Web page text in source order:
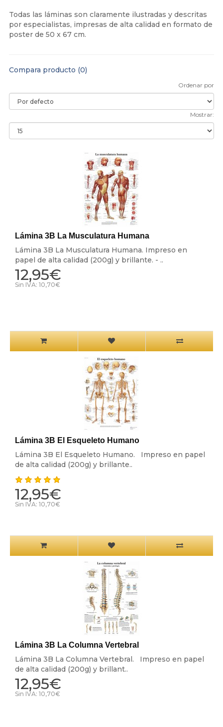
Todas las láminas son claramente ilustradas y descritas
por especialistas, impresas de alta calidad en formato de
poster de 50 x 67 cm.
Compara producto (0)
Ordenar por
Mostrar:
Lámina 3B La Musculatura Humana
Lámina 3B La Musculatura Humana. Impreso en
papel de alta calidad (200g) y brillante. - ..
12,95€
Sin IVA: 10,70€
Lámina 3B El Esqueleto Humano
Lámina 3B El Esqueleto Humano. Impreso en papel
de alta calidad (200g) y brillante..
12,95€
Sin IVA: 10,70€
Lámina 3B La Columna Vertebral
Lámina 3B La Columna Vertebral. Impreso en papel
de alta calidad (200g) y brillant..
12,95€
Sin IVA: 10,70€